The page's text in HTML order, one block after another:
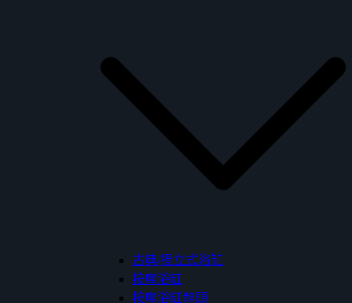
古典/獨立式浴缸
按摩浴缸
按摩浴缸龍頭